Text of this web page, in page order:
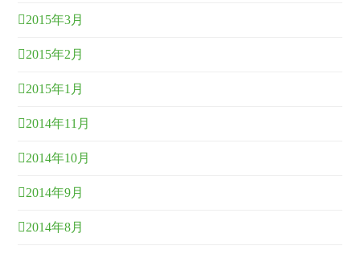
2015年3月
2015年2月
2015年1月
2014年11月
2014年10月
2014年9月
2014年8月